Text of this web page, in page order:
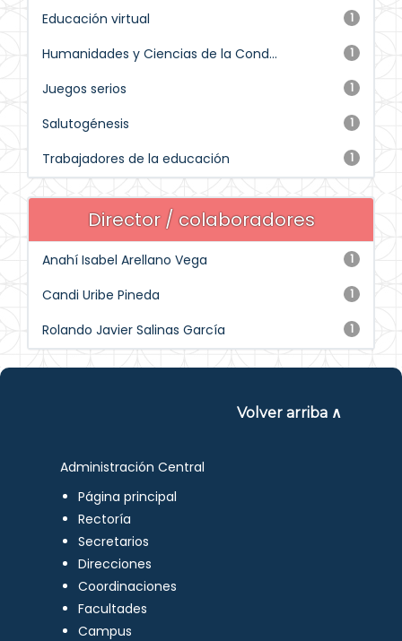
1
Educación virtual
1
Humanidades y Ciencias de la Cond...
1
Juegos serios
1
Salutogénesis
1
Trabajadores de la educación
Director / colaboradores
1
Anahí Isabel Arellano Vega
1
Candi Uribe Pineda
1
Rolando Javier Salinas García
Volver arriba ∧
Administración Central
Página principal
Rectoría
Secretarios
Direcciones
Coordinaciones
Facultades
Campus